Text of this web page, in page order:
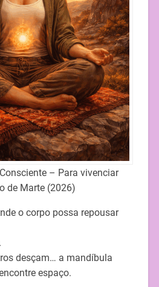
– Para vivenciar
de Marte (2026)
o corpo possa repousar
desçam… a mandíbula
espaço.